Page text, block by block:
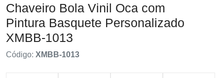
Chaveiro Bola Vinil Oca com
Pintura Basquete Personalizado
XMBB-1013
Código: XMBB-1013